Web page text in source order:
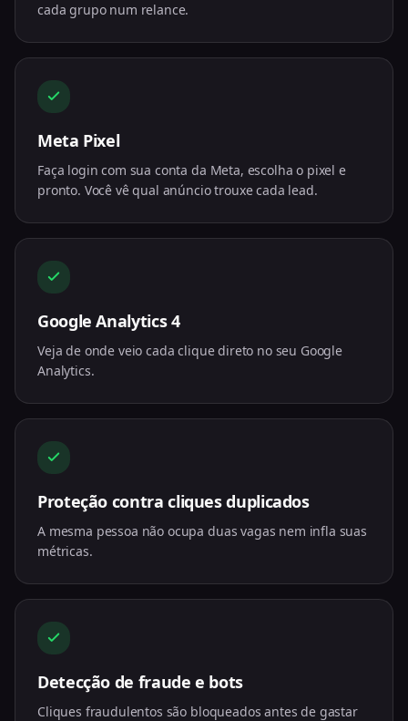
cada grupo num relance.
Meta Pixel
Faça login com sua conta da Meta, escolha o pixel e
pronto. Você vê qual anúncio trouxe cada lead.
Google Analytics 4
Veja de onde veio cada clique direto no seu Google
Analytics.
Proteção contra cliques duplicados
A mesma pessoa não ocupa duas vagas nem infla suas
métricas.
Detecção de fraude e bots
Cliques fraudulentos são bloqueados antes de gastar